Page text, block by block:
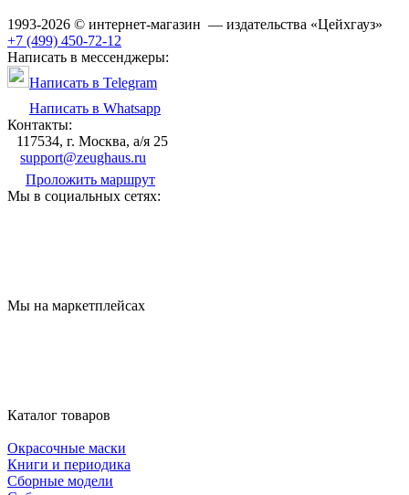
1993-2026 © интернет-магазин — издательства «Цейхгауз»
+7 (499) 450-72-12
Написать в мессенджеры:
Написать в Telegram
Написать в Whatsapp
Контакты:
117534, г. Москва, а/я 25
support@zeughaus.ru
Проложить маршрут
Мы в социальных сетях:
Мы на маркетплейсах
Каталог товаров
Окрасочные маски
Книги и периодика
Сборные модели